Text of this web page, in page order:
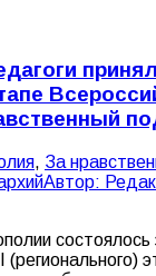
, За
Автор:
состоялось
(регионального)